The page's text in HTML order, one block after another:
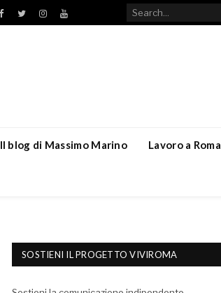
Facebook
TwitterInstagramYouTube
Il blog di Massimo Marino Lavoro a Roma
SOSTIENI IL PROGETTO VIVIROMA